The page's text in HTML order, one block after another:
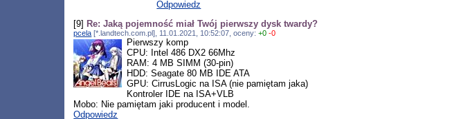
Odpowiedz
[9] Re: Jaką pojemność miał Twój pierwszy dysk twardy?
pcela [*.landtech.com.pl], 11.01.2021, 10:52:07, oceny:+0 -0
Pierwszy komp
CPU: Intel 486 DX2 66Mhz
RAM: 4 MB SIMM (30-pin)
HDD: Seagate 80 MB IDE ATA
GPU: CirrusLogic na ISA (nie pamiętam jaka)
Kontroler IDE na ISA+VLB
Mobo: Nie pamiętam jaki producent i model.
Odpowiedz